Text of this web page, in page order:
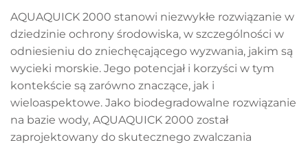
AQUAQUICK 2000 stanowi niezwykłe rozwiązanie w
dziedzinie ochrony środowiska, w szczególności w
odniesieniu do zniechęcającego wyzwania, jakim są
wycieki morskie. Jego potencjał i korzyści w tym
kontekście są zarówno znaczące, jak i
wieloaspektowe. Jako biodegradowalne rozwiązanie
na bazie wody, AQUAQUICK 2000 został
zaprojektowany do skutecznego zwalczania